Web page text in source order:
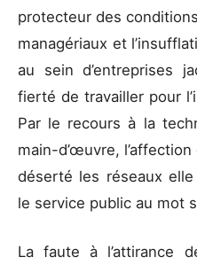
protecteur des
managériaux et
au sein d’entreprises
fierté de travailler pour
Par le recours à la
main-d’œuvre,
déserté les réseaux
le service public au mot
La faute à l’attirance